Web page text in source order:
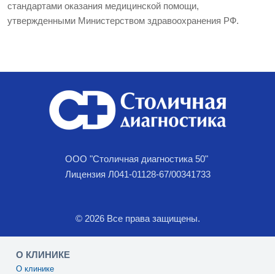
стандартами оказания медицинской помощи,
утвержденными Министерством здравоохранения РФ.
ООО "Столичная диагностика 50"
Лицензия Л041-01128-67/00341733
© 2026 Все права защищены.
О КЛИНИКЕ
О клинике